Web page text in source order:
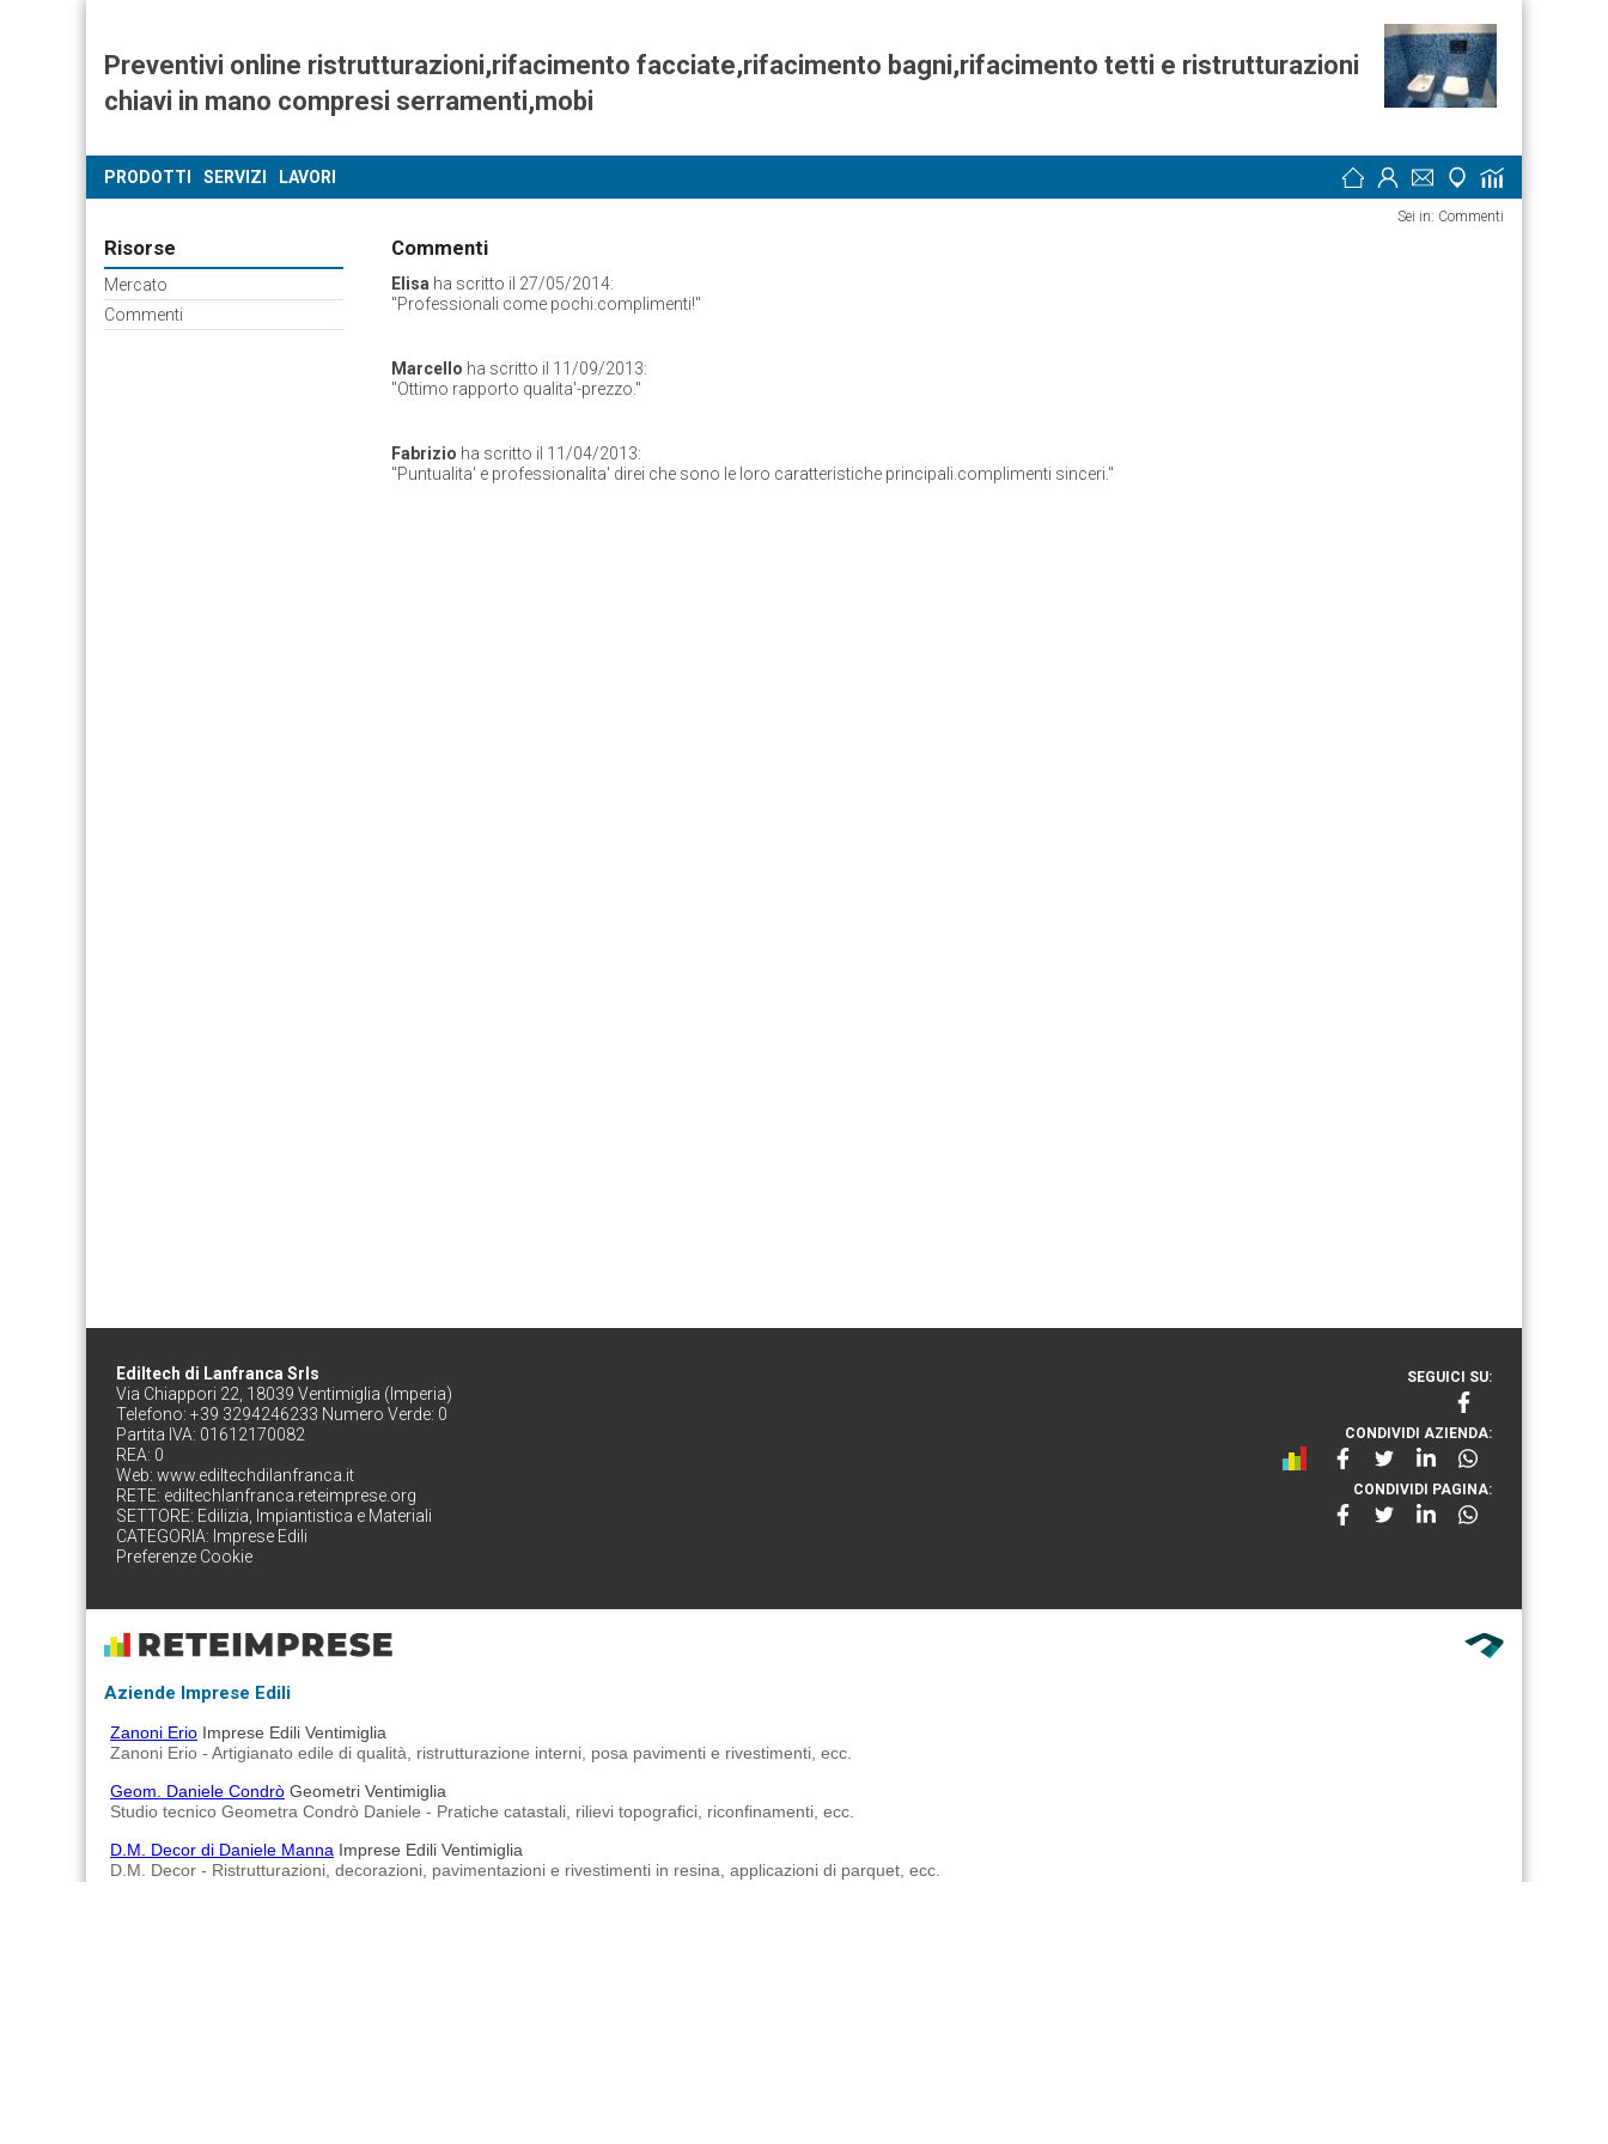
Preventivi online ristrutturazioni,rifacimento facciate,rifacimento bagni,rifacimento tetti e ristrutturazioni
chiavi in mano compresi serramenti,mobi
PRODOTTI SERVIZI LAVORI
Risorse
Mercato
Commenti
Sei in: Commenti
Commenti
Elisa ha scritto il 27/05/2014:
"Professionali come pochi.complimenti!"
Marcello ha scritto il 11/09/2013:
"Ottimo rapporto qualita'-prezzo. "
Fabrizio ha scritto il 11/04/2013:
"Puntualita' e professionalita' direi che sono le loro caratteristiche principali.complimenti sinceri."
Ediltech di Lanfranca Srls
Via Chiappori 22, 18039 Ventimiglia (Imperia)
Telefono: +39 3294246233 Numero Verde: 0
Partita IVA: 01612170082
REA: 0
Web: www.ediltechdilanfranca.it
RETE: ediltechlanfranca.reteimprese.org
SETTORE: Edilizia, Impiantistica e Materiali
CATEGORIA: Imprese Edili
Preferenze Cookie
SEGUICI SU:
CONDIVIDI AZIENDA:
CONDIVIDI PAGINA:
Aziende Imprese Edili
Zanoni Erio Imprese Edili Ventimiglia
Zanoni Erio - Artigianato edile di qualità, ristrutturazione interni, posa pavimenti e rivestimenti, ecc.
Geom. Daniele Condrò Geometri Ventimiglia
Studio tecnico Geometra Condrò Daniele - Pratiche catastali, rilievi topografici, riconfinamenti, ecc.
D.M. Decor di Daniele Manna Imprese Edili Ventimiglia
D.M. Decor - Ristrutturazioni, decorazioni, pavimentazioni e rivestimenti in resina, applicazioni di parquet, ecc.